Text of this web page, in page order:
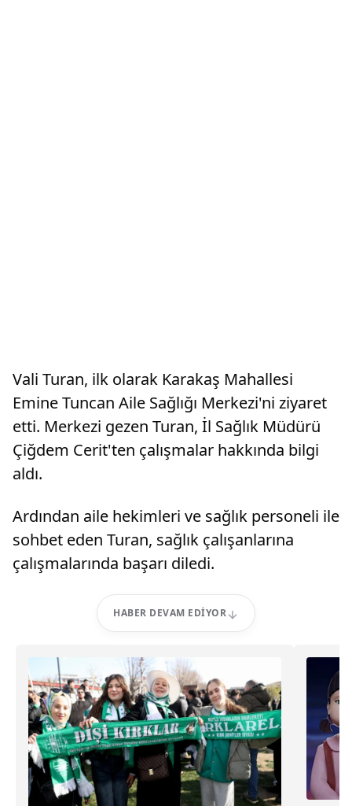
Vali Turan, ilk olarak Karakaş Mahallesi
Emine Tuncan Aile Sağlığı Merkezi'ni ziyaret
etti. Merkezi gezen Turan, İl Sağlık Müdürü
Çiğdem Cerit'ten çalışmalar hakkında bilgi
aldı.
Ardından aile hekimleri ve sağlık personeli ile
sohbet eden Turan, sağlık çalışanlarına
çalışmalarında başarı diledi.
HABER DEVAM EDIYOR